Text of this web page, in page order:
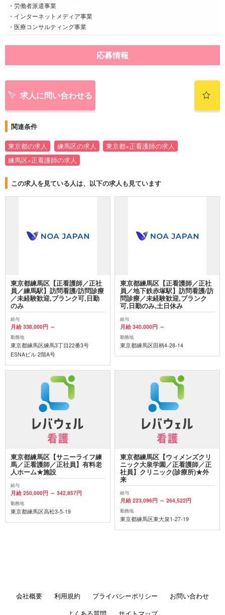
・労働者派遣事業
・インターネットメディア事業
・医療コンサルティング事業
応募情報
求人に問い合わせる
関連条件
東京都の求人 練馬区の求人
東京都×正看護師の求人
練馬区×正看護師の求人
この求人を見ている人は、以下の求人も見ています
東京都練馬区【正看護師／正社
員／練馬駅】訪問看護/訪問診療
／未経験歓迎,ブランク可,日勤
のみ
給与
月給 338,000円 ～
勤務地
東京都練馬区練馬3丁目22番3号
ESNAビル 2階A号
東京都練馬区【正看護師／正社
員／地下鉄赤塚駅】訪問看護/訪
問診療／未経験歓迎,ブランク
可,日勤のみ,土日休み
給与
月給 340,000円 ～
勤務地
東京都練馬区田柄4-28-14
東京都練馬区【サニーライフ練
馬／正看護師／正社員】有料老
人ホーム★施設
給与
月給 250,000円 ～ 342,857円
勤務地
東京都練馬区高松3-5-19
東京都練馬区【ウィメンズクリ
ニック大泉学園／正看護師／正
社員】クリニック(診療所)★外
来
給与
月給 223,096円 ～ 264,522円
勤務地
東京都練馬区東大泉1-27-19
会社概要 利用規約 プライバシーポリシー
お問い合わせ